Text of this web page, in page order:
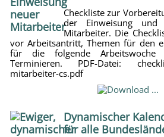
Checkliste zur
der Einweisung und
Mitarbeiter. Die
vor Arbeitsantritt, Themen für den
für die folgende
Terminieren. PDF-Datei:
mitarbeiter-cs.pdf
Dynamischer
für alle